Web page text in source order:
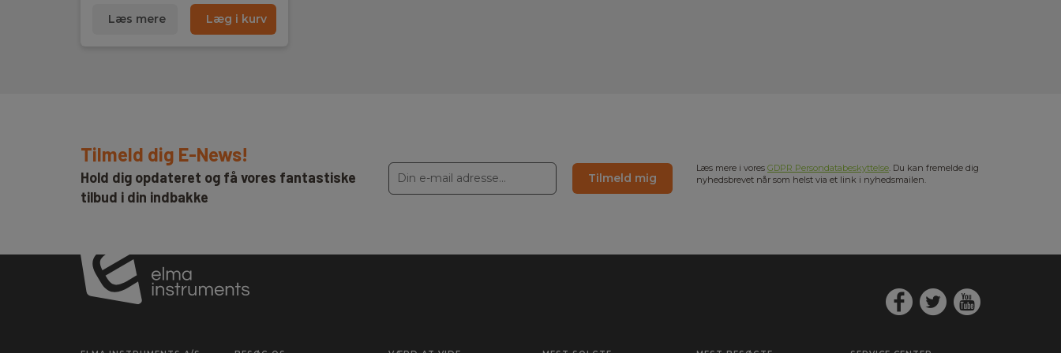
Læs mere Læg i kurv
Tilmeld dig E-News!
Hold dig opdateret og få vores fantastiske
tilbud i din indbakke
Tilmeld mig
Læs mere i vores GDPR Persondatabeskyttelse. Du kan fremelde dig
nyhedsbrevet når som helst via et link i nyhedsmailen.